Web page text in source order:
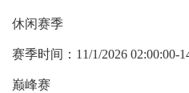
休闲赛季
赛季时间：11/1/2026 02:00:00-
巅峰赛